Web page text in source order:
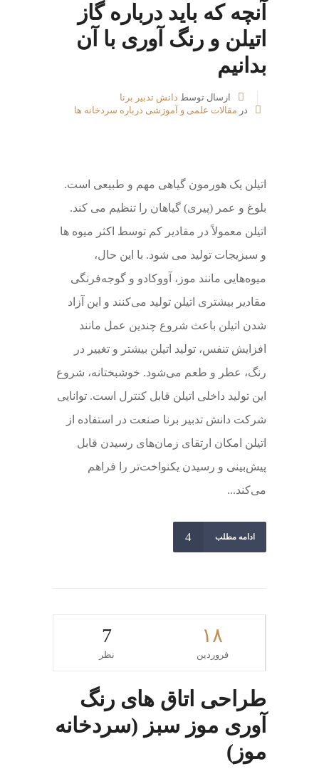
آنچه که باید درباره گاز
اتیلن و رنگ آوری با آن
بدانیم
ارسال توسط دانش تدبیر برنا
در مقالات علمی و آموزشی درباره سردخانه ها
اتیلن یک هورمون گیاهی مهم و طبیعی است.
بلوغ و عمر (پیری) گیاهان را تنظیم می کند.
اتیلن معمولاً در مقادیر کم توسط اکثر میوه ها
و سبزیجات تولید می شود. با این حال،
میوه‌هایی مانند موز، آووکادو و گوجه‌فرنگی
مقادیر بیشتری اتیلن تولید می‌کنند و این آزاد
شدن اتیلن باعث شروع چندین عمل مانند
افزایش تنفس، تولید اتیلن بیشتر و تغییر در
رنگ، عطر و طعم می‌شود. خوشبختانه، شروع
این تولید داخلی اتیلن قابل کنترل است. توانایی
شرکت‌ دانش تدبیر برنا صنعت در استفاده از
اتیلن امکان ارتقای زمان‌های رسیدن قابل
پیش‌بینی و رسیدن یکنواخت‌تر را فراهم
می‌کند...
ادامه مطلب
۱۸
فروردین
7
نظر
طراحی اتاق های رنگ
آوری موز سبز (سردخانه
موز)